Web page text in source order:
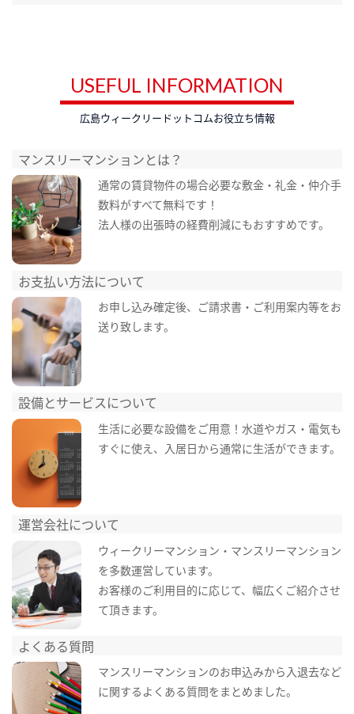
USEFUL INFORMATION
広島ウィークリードットコムお役立ち情報
マンスリーマンションとは？
通常の賃貸物件の場合必要な敷金・礼金・仲介手
数料がすべて無料です！
法人様の出張時の経費削減にもおすすめです。
お支払い方法について
お申し込み確定後、ご請求書・ご利用案内等をお
送り致します。
設備とサービスについて
生活に必要な設備をご用意！水道やガス・電気も
すぐに使え、入居日から通常に生活ができます。
運営会社について
ウィークリーマンション・マンスリーマンション
を多数運営しています。
お客様のご利用目的に応じて、幅広くご紹介させ
て頂きます。
よくある質問
マンスリーマンションのお申込みから入退去など
に関するよくある質問をまとめました。